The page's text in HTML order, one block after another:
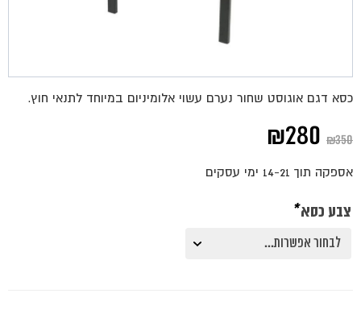
כסא דגם אוגוסט שחור נערם עשוי אלומיניום במיוחד לתנאי חוץ.
₪350
המחיר
המקורי
₪350.
₪280
הנוכחי
אספקה תוך 14-21 ימי עסקים
צבע כסא*